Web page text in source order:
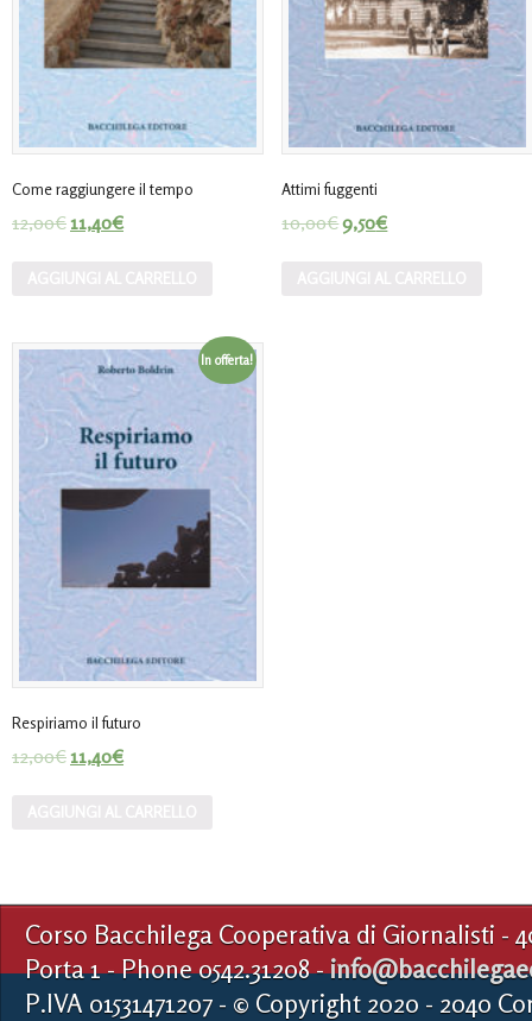
Come raggiungere il tempo
12,00€11,40€
Attimi fuggenti
10,00€9,50€
In offerta!
Respiriamo il futuro
12,00€11,40€
Corso Bacchilega Cooperativa di Giornalisti -
Porta 1 - Phone 0542.31208 -
P.IVA 01531471207 - © Copyright 2020 - 2040